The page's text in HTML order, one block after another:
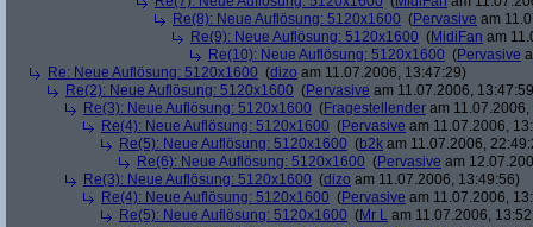
Re(8): Neue Auflösung: 5120x1600 (Pervasive am
Re(9): Neue Auflösung: 5120x1600 (MidiFan am
Re(10): Neue Auflösung: 5120x1600 (Pervasive
Re: Neue Auflösung: 5120x1600 (dizo am 11.07.2006, 13:47:29)
Re(2): Neue Auflösung: 5120x1600 (Pervasive am 11.07.2006,
Re(3): Neue Auflösung: 5120x1600 (Fragestellender am
Re(4): Neue Auflösung: 5120x1600 (Pervasive am 11.07.2006,
Re(5): Neue Auflösung: 5120x1600 (b2k am 11.07.2006,
Re(6): Neue Auflösung: 5120x1600 (Pervasive am
Re(3): Neue Auflösung: 5120x1600 (dizo am 11.07.2006, 13:49:56)
Re(4): Neue Auflösung: 5120x1600 (Pervasive am 11.07.2006,
Re(5): Neue Auflösung: 5120x1600 (Mr L am 11.07.2006,